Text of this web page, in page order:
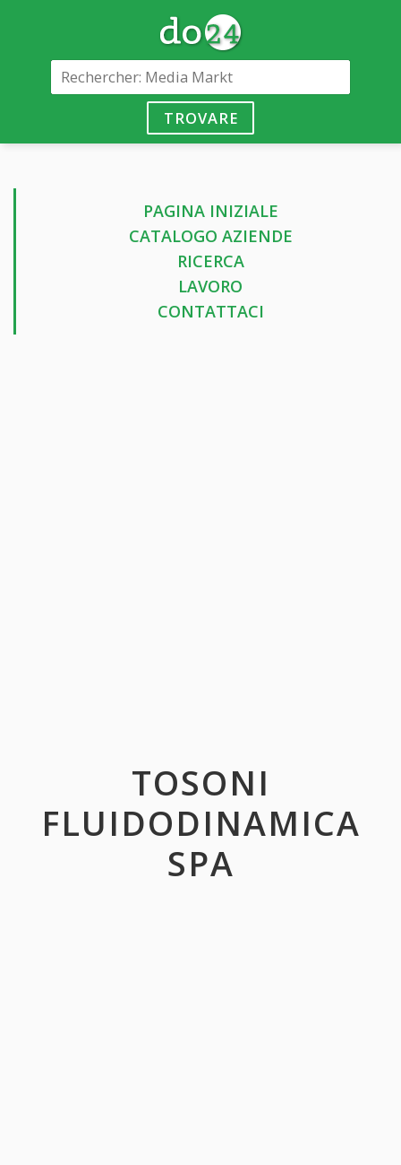
TROVARE
PAGINA INIZIALE
CATALOGO AZIENDE
RICERCA
LAVORO
CONTATTACI
TOSONI
FLUIDODINAMICA
SPA